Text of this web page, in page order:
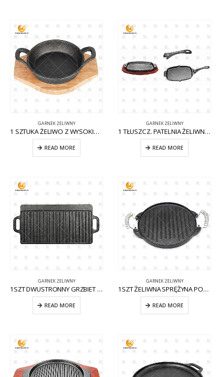
GARNEK ŻELIWNY
1 SZTUKA ŻELIWO Z WYSOKIMI UCHWYTAMI CW-CI007
READ MORE
GARNEK ŻELIWNY
1 TŁUSZCZ. PATELNIA ŻELIWNA W KSZTAŁCIE JAJKA Z WYJMOWANĄ RĄCZKĄ CW-CI011
READ MORE
GARNEK ŻELIWNY
1SZT DWUSTRONNY GRZBIET ŻELIWNY CW-CI002
READ MORE
GARNEK ŻELIWNY
1SZT ŻELIWNA SPRĘŻYNA PODWÓJNA CW-CI001
READ MORE